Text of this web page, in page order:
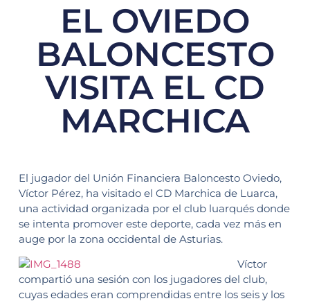
EL OVIEDO
BALONCESTO
VISITA EL CD
MARCHICA
El jugador del Unión Financiera Baloncesto Oviedo,
Víctor Pérez, ha visitado el CD Marchica de Luarca,
una actividad organizada por el club luarqués donde
se intenta promover este deporte, cada vez más en
auge por la zona occidental de Asturias.
Víctor
compartió una sesión con los jugadores del club,
cuyas edades eran comprendidas entre los seis y los